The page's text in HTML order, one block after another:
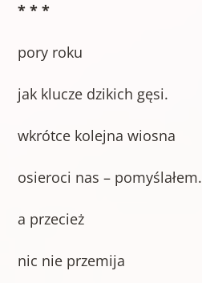
* * *
pory roku
jak klucze dzikich gęsi.
wkrótce kolejna wiosna
osieroci nas – pomyślałem.
a przecież
nic nie przemija